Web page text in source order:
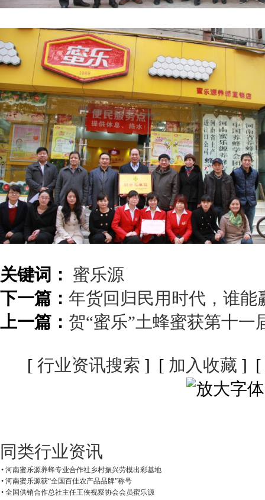
关键词： 蜜乐源
下一篇： 年货回归民用时代，谁能
上一篇： 贺“蜜乐”土蜂蜜获第十
[ 行业资讯搜索 ] [ 加入收藏 ] [
同类行业资讯
• 河南蜜乐源养蜂专业合作社乡村振兴劳模出彩基地
• 河南蜜乐源获“全国百佳农产品品牌”称号
• 全国供销合作总社主任王侠视察协会会员蜜乐源